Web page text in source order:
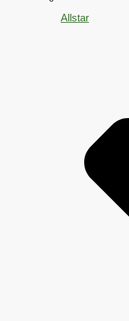
Allstar